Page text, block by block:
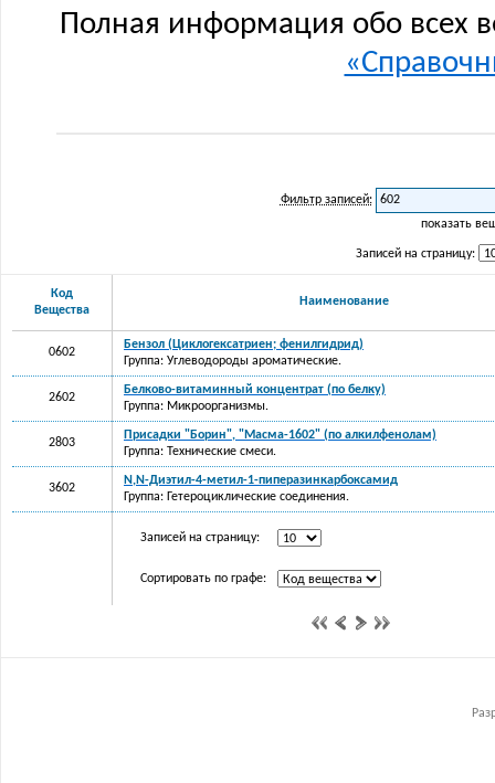
Полная информация обо всех
Фильтр записей:
показать
Записей на страницу:
Код
Вещества
Наименование
0602
Бензол (Циклогексатриен; фенилгидрид)
Группа: Углеводороды ароматические.
2602
Белково-витаминный концентрат (по белку)
Группа: Микроорганизмы.
2803
Присадки "Борин", "Масма-1602" (по алкилфенолам)
Группа: Технические смеси.
3602
N,N-Диэтил-4-метил-1-пиперазинкарбоксамид
Группа: Гетероциклические соединения.
Записей на страницу:
Сортировать по графе: